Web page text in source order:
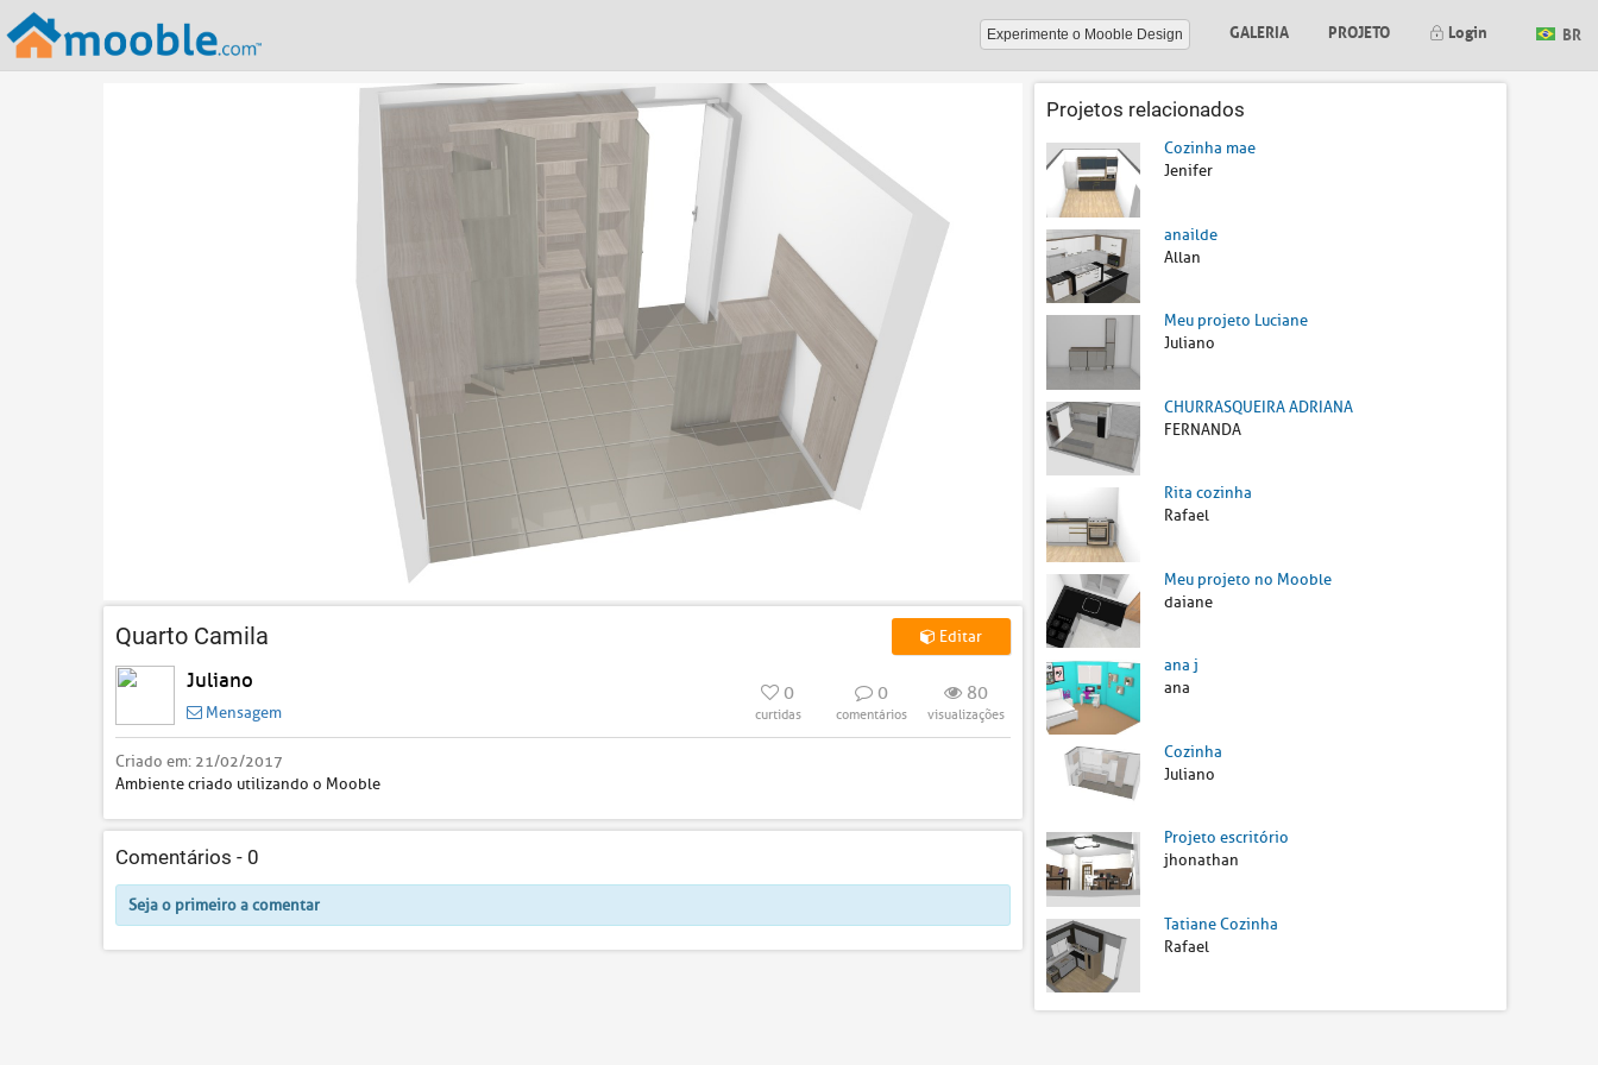
Experimente o Mooble Design GALERIA PROJETO Login BR
Quarto Camila Editar
Juliano
Mensagem
0
curtidas
0
comentários
80
visualizações
Criado em: 21/02/2017
Ambiente criado utilizando o Mooble
Comentários - 0
Seja o primeiro a comentar
Projetos relacionados
Cozinha mae
Jenifer
anailde
Allan
Meu projeto Luciane
Juliano
CHURRASQUEIRA ADRIANA
FERNANDA
Rita cozinha
Rafael
Meu projeto no Mooble
daiane
ana j
ana
Cozinha
Juliano
Projeto escritório
jhonathan
Tatiane Cozinha
Rafael